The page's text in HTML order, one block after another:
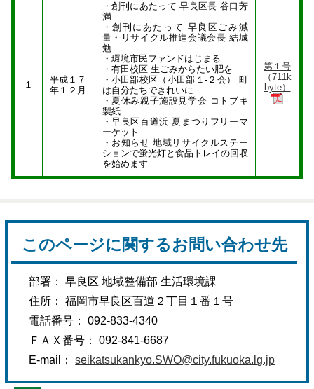
１
平成１７
年１２月
・創刊にあたって 早良区長 谷口芳
満
・創刊にあたって 早良区ごみ減
量・リサイクル推進会議会長 結城
勉
・環境市民ファンドはじまる
・有田校区 生ごみからたい肥を
・小田部校区（小田部１‐２会） 町
は自分たちできれいに
・夏休み親子施設見学会 コトブキ
製紙
・早良区百道浜 夏まつりフリーマ
ーケット
・お知らせ 地域リサイクルステー
ションで蛍光灯と食品トレイの回収
を始めます
第１号
（711k
byte）
このページに関するお問い合わせ先
部署： 早良区 地域整備部 生活環境課
住所： 福岡市早良区百道２丁目１番１号
電話番号： 092-833-4340
ＦＡＸ番号： 092-841-6687
E-mail：seikatsukankyo.SWO@city.fukuoka.lg.jp